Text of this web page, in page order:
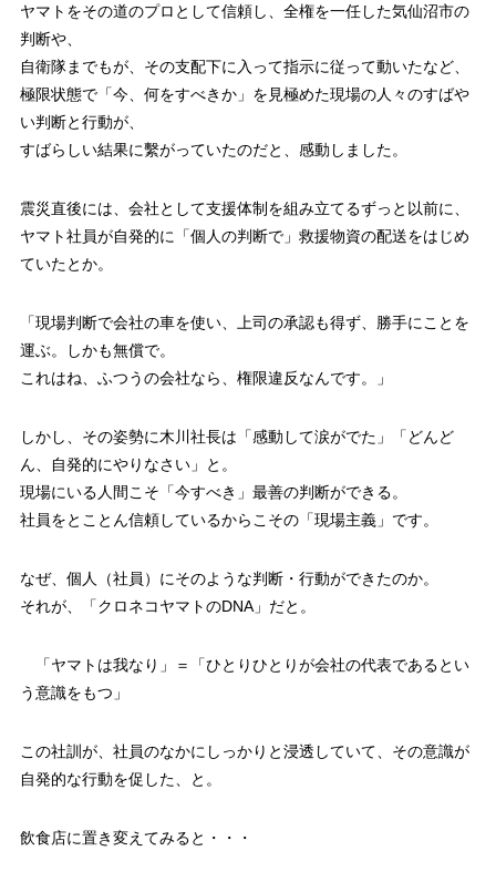
ヤマトをその道のプロとして信頼し、全権を一任した気仙沼市の
判断や、
自衛隊までもが、その支配下に入って指示に従って動いたなど、
極限状態で「今、何をすべきか」を見極めた現場の人々のすばや
い判断と行動が、
すばらしい結果に繫がっていたのだと、感動しました。
震災直後には、会社として支援体制を組み立てるずっと以前に、
ヤマト社員が自発的に「個人の判断で」救援物資の配送をはじめ
ていたとか。
「現場判断で会社の車を使い、上司の承認も得ず、勝手にことを
運ぶ。しかも無償で。
これはね、ふつうの会社なら、権限違反なんです。」
しかし、その姿勢に木川社長は「感動して涙がでた」「どんど
ん、自発的にやりなさい」と。
現場にいる人間こそ「今すべき」最善の判断ができる。
社員をとことん信頼しているからこその「現場主義」です。
なぜ、個人（社員）にそのような判断・行動ができたのか。
それが、「クロネコヤマトのDNA」だと。
「ヤマトは我なり」＝「ひとりひとりが会社の代表であるとい
う意識をもつ」
この社訓が、社員のなかにしっかりと浸透していて、その意識が
自発的な行動を促した、と。
飲食店に置き変えてみると・・・